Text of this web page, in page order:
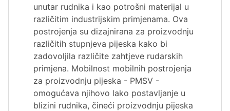
unutar rudnika i kao potrošni materijal u
različitim industrijskim primjenama. Ova
postrojenja su dizajnirana za proizvodnju
različitih stupnjeva pijeska kako bi
zadovoljila različite zahtjeve rudarskih
primjena. Mobilnost mobilnih postrojenja
za proizvodnju pijeska - PMSV -
omogućava njihovo lako postavljanje u
blizini rudnika, čineći proizvodnju pijeska